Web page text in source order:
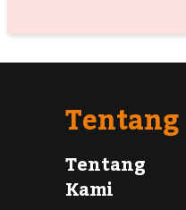
Tentang
Tentang
Kami